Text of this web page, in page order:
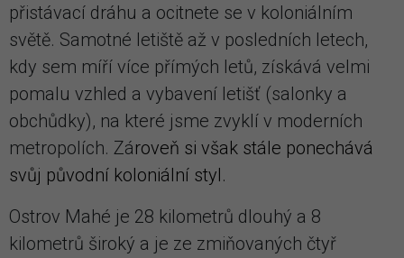
přistávací dráhu a ocitnete se v koloniálním
světě. Samotné letiště až v posledních letech,
kdy sem míří více přímých letů, získává velmi
pomalu vzhled a vybavení letišť (salonky a
obchůdky), na které jsme zvyklí v moderních
metropolích. Zároveň si však stále ponechává
svůj původní koloniální styl.
Ostrov Mahé je 28 kilometrů dlouhý a 8
kilometrů široký a je ze zmiňovaných čtyř